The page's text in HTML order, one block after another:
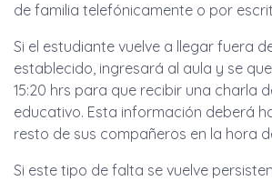
de familia telefónicamente o por
Si el estudiante vuelve a llegar fuera
establecido, ingresará al aula y se
15:20 hrs para que recibir una charla
educativo. Esta información deberá
resto de sus compañeros en la hora
Si este tipo de falta se vuelve